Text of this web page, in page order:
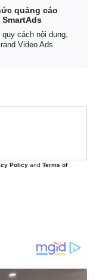
quảng cáo
cách nội dung,
Video Ads.
Policy and Terms of